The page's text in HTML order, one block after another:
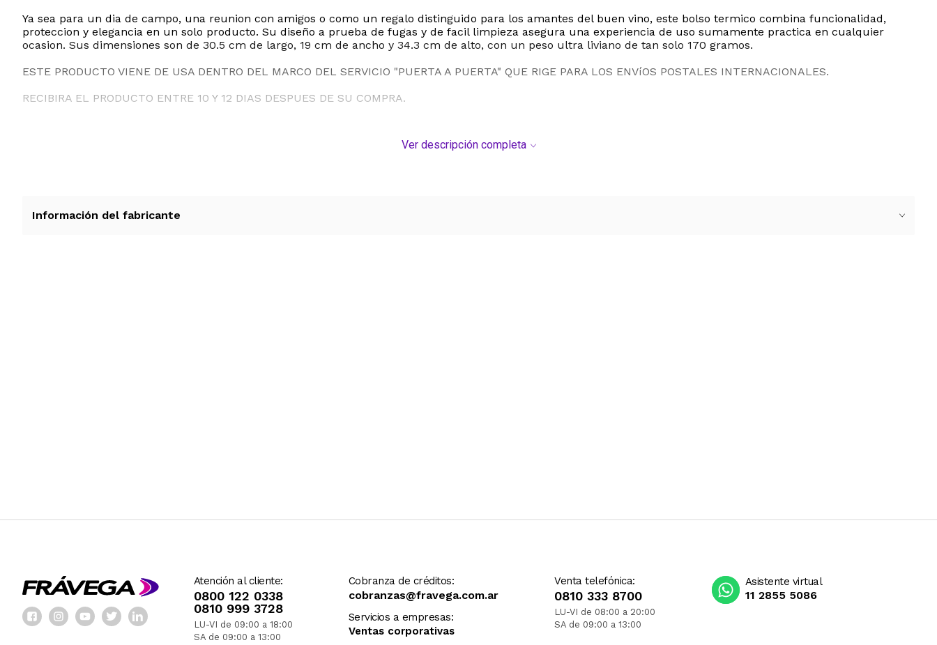
Ya sea para un dia de campo, una reunion con amigos o como un regalo distinguido para los amantes del buen vino, este bolso termico combina funcionalidad,
proteccion y elegancia en un solo producto. Su diseño a prueba de fugas y de facil limpieza asegura una experiencia de uso sumamente practica en cualquier
ocasion. Sus dimensiones son de 30.5 cm de largo, 19 cm de ancho y 34.3 cm de alto, con un peso ultra liviano de tan solo 170 gramos.
ESTE PRODUCTO VIENE DE USA DENTRO DEL MARCO DEL SERVICIO "PUERTA A PUERTA" QUE RIGE PARA LOS ENVíOS POSTALES INTERNACIONALES.
RECIBIRA EL PRODUCTO ENTRE 10 Y 12 DIAS DESPUES DE SU COMPRA.
Ver descripción completa
Información del fabricante
Atención al cliente:
0800 122 0338
0810 999 3728
LU-VI de 09:00 a 18:00
SA de 09:00 a 13:00
Cobranza de créditos:
cobranzas@fravega.com.ar
Servicios a empresas:
Ventas corporativas
Venta telefónica:
0810 333 8700
LU-VI de 08:00 a 20:00
SA de 09:00 a 13:00
Asistente virtual
11 2855 5086